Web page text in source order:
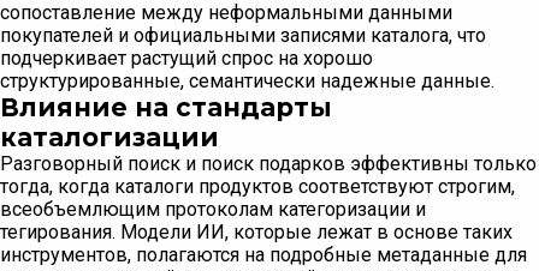
сопоставление между неформальными данными
покупателей и официальными записями каталога, что
подчеркивает растущий спрос на хорошо
структурированные, семантически надежные данные.
Влияние на стандарты
каталогизации
Разговорный поиск и поиск подарков эффективны только
тогда, когда каталоги продуктов соответствуют строгим,
всеобъемлющим протоколам категоризации и
тегирования. Модели ИИ, которые лежат в основе таких
инструментов, полагаются на подробные метаданные для